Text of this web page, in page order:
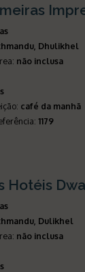
Dhulikhel
: não inclusa
: café da manhã
:1179
Hotéis
Dulikhel
: não inclusa